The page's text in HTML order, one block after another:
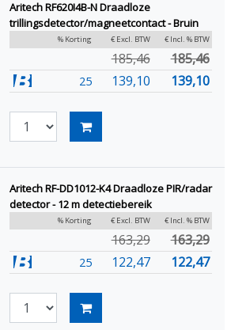
Aritech RF620I4B-N Draadloze
trillingsdetector/magneetcontact - Bruin
% Korting € Excl. BTW € Incl. % BTW
185,46 185,46
25 139,10 139,10
Aritech RF-DD1012-K4 Draadloze PIR/radar
detector - 12 m detectiebereik
% Korting € Excl. BTW € Incl. % BTW
163,29 163,29
25 122,47 122,47